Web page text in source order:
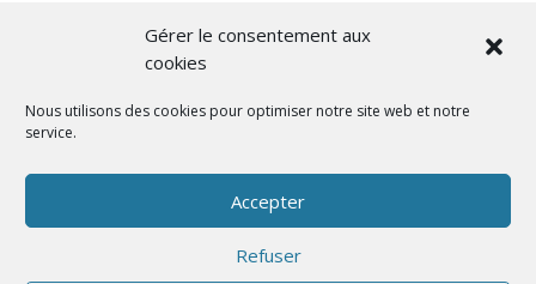
Gérer le consentement aux
cookies
Nous utilisons des cookies pour optimiser notre site web et notre
service.
Accepter
Refuser
Cità di L’Isula